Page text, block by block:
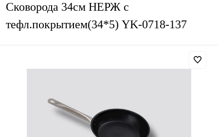
Сковорода 34см НЕРЖ с
тефл.покрытием(34*5) YK-0718-137